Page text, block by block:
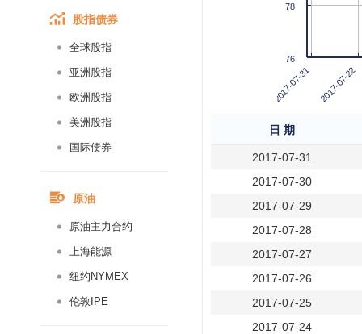
股指债券
全球股指
亚洲股指
欧洲股指
美洲股指
国际债券
原油
原油主力合约
上海能源
纽约NYMEX
伦敦IPE
2017-07-31 2017-07-22
76
78
日 期
2017-07-31
2017-07-30
2017-07-29
2017-07-28
2017-07-27
2017-07-26
2017-07-25
2017-07-24